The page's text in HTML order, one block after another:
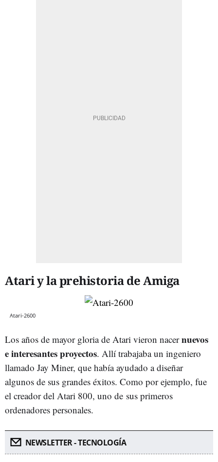
Atari y la prehistoria de Amiga
Atari-2600
Los años de mayor gloria de Atari vieron nacernuevos
e interesantes proyectos. Allí trabajaba un ingeniero
llamado Jay Miner, que había ayudado a diseñar
algunos de sus grandes éxitos. Como por ejemplo, fue
el creador del Atari 800, uno de sus primeros
ordenadores personales.
NEWSLETTER - TECNOLOGÍA